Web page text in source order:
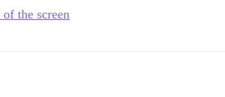
the screen